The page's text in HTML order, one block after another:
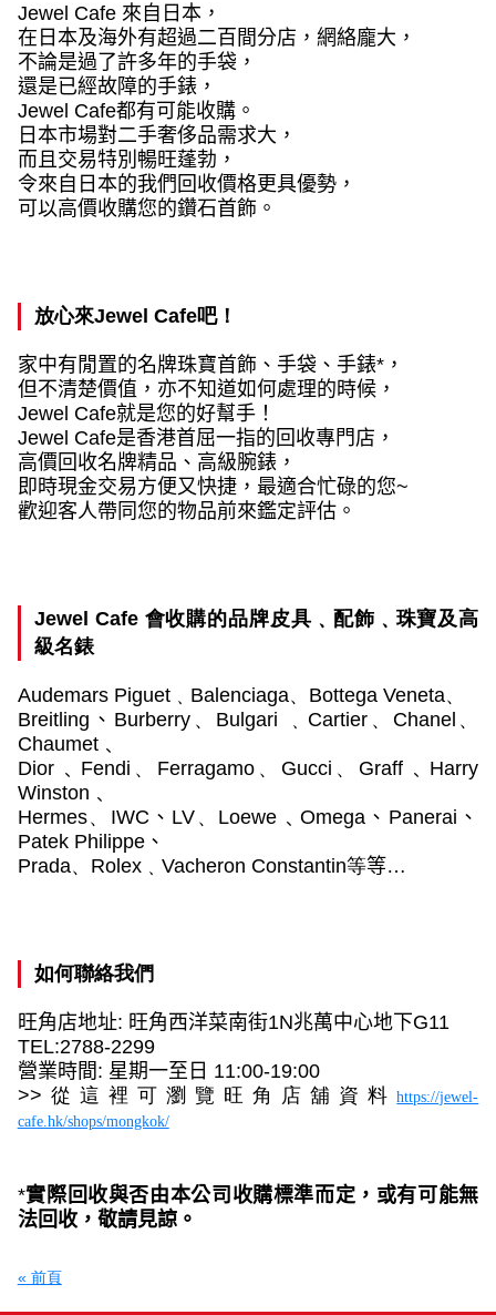
Jewel Cafe 來自日本，
在日本及海外有超過二百間分店，網絡龐大，
不論是過了許多年的手袋，
還是已經故障的手錶，
Jewel Cafe都有可能收購。
日本市場對二手奢侈品需求大，
而且交易特別暢旺蓬勃，
令來自日本的我們回收價格更具優勢，
可以高價收購您的鑽石首飾。
放心來Jewel Cafe吧！
家中有閒置的名牌珠寶首飾、手袋、手錶*，
但不清楚價值，亦不知道如何處理的時候，
Jewel Cafe就是您的好幫手！
Jewel Cafe是香港首屈一指的回收專門店，
高價回收名牌精品、高級腕錶，
即時現金交易方便又快捷，最適合忙碌的您~
歡迎客人帶同您的物品前來鑑定評估。
Jewel Cafe 會收購的品牌皮具﹑配飾﹑珠寶及高
級名錶
Audemars Piguet﹑ Balenciaga、 Bottega Veneta、
Breitling 、 Burberry 、 Bulgari Cartier 、 Chanel 、
Chaumet﹑
Dior﹑Fendi 、 Ferragamo、 Gucci 、 Graff﹑Harry
Winston﹑
Hermes、 IWC 、 LV 、 Loewe﹑Omega 、 Panerai 、
Patek Philippe、
Prada、 Rolex﹑ Vacheron Constantin等等…
如何聯絡我們
旺角店地址: 旺角西洋菜南街1N兆萬中心地下G11
TEL:2788-2299
營業時間: 星期一至日 11:00-19:00
>> 從這裡可瀏覽旺角店舖資料https://jewel-
cafe.hk/shops/mongkok/
*實際回收與否由本公司收購標準而定，或有可能無
法回收，敬請見諒。
« 前頁